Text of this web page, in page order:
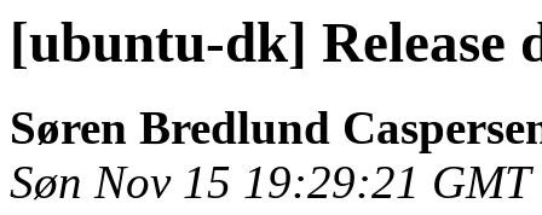
[ubuntu-dk] Release
Søren Bredlund
Søn Nov 15 19:29:21 GMT